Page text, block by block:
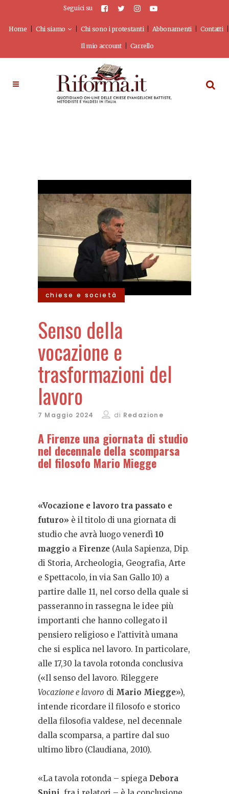
Seguici su
Home Chi siamo Chi sono i protestanti Abbonamenti Contatti
Il mio account Carrello
chiese e società
Senso della
vocazione e
trasformazioni del
lavoro
7 Maggio 2024 di Redazione
A Firenze una giornata di studio
nel decennale della scomparsa
del filosofo Mario Miegge
«Vocazione e lavoro tra passato e
futuro» è il titolo di una giornata di
studio che avrà luogo venerdì 10
maggio a Firenze (Aula Sapienza, Dip.
di Storia, Archeologia, Geografia, Arte
e Spettacolo, in via San Gallo 10) a
partire dalle 11, nel corso della quale si
passeranno in rassegna le idee più
importanti che hanno collegato il
pensiero religioso e l’attività umana
che si esplica nel lavoro. In particolare,
alle 17,30 la tavola rotonda conclusiva
(«Il senso del lavoro. Rileggere
Vocazione e lavoro di Mario Miegge»),
intende ricordare il filosofo e storico
della filosofia valdese, nel decennale
dalla scomparsa, a partire dal suo
ultimo libro (Claudiana, 2010).
«La tavola rotonda – spiega Debora